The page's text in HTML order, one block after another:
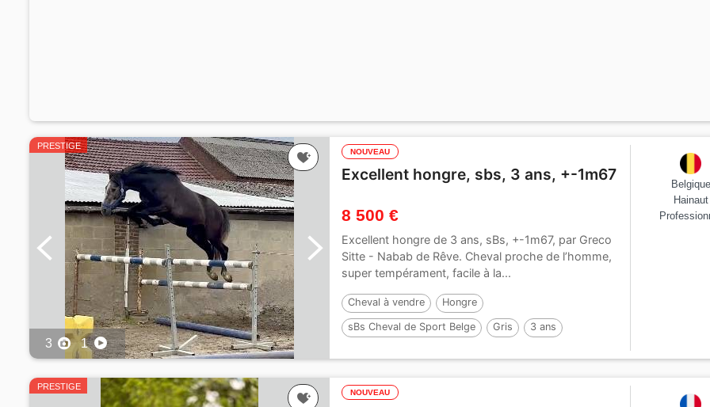
PRESTIGE
3 1
NOUVEAU
Excellent hongre, sbs, 3 ans, +-1m67
8 500 €
Excellent hongre de 3 ans, sBs, +-1m67, par Greco
Sitte - Nabab de Rêve. Cheval proche de l’homme,
super tempérament, facile à la...
Cheval à vendre Hongre
sBs Cheval de Sport Belge Gris 3 ans
Belgique
Hainaut
PRESTIGE
NOUVEAU